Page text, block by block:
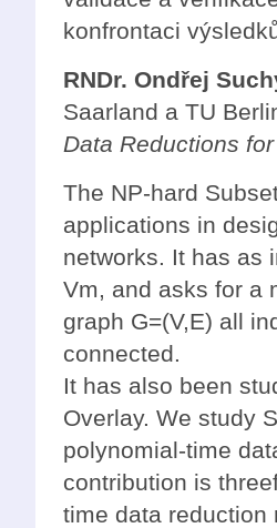
konfrontaci
RNDr. Ondřej
Saarland a TU
Data Reductions
The NP-hard
applications in
networks. It has as
Vm, and asks for a
graph G=(V,E) all
connected.
It has also been
Overlay. We study
polynomial-time
contribution is
time data reduction